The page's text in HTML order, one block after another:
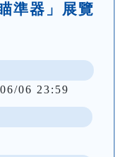
準器」展覽
06 23:59